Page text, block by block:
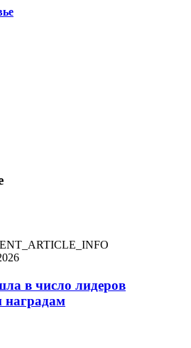
в число лидеров